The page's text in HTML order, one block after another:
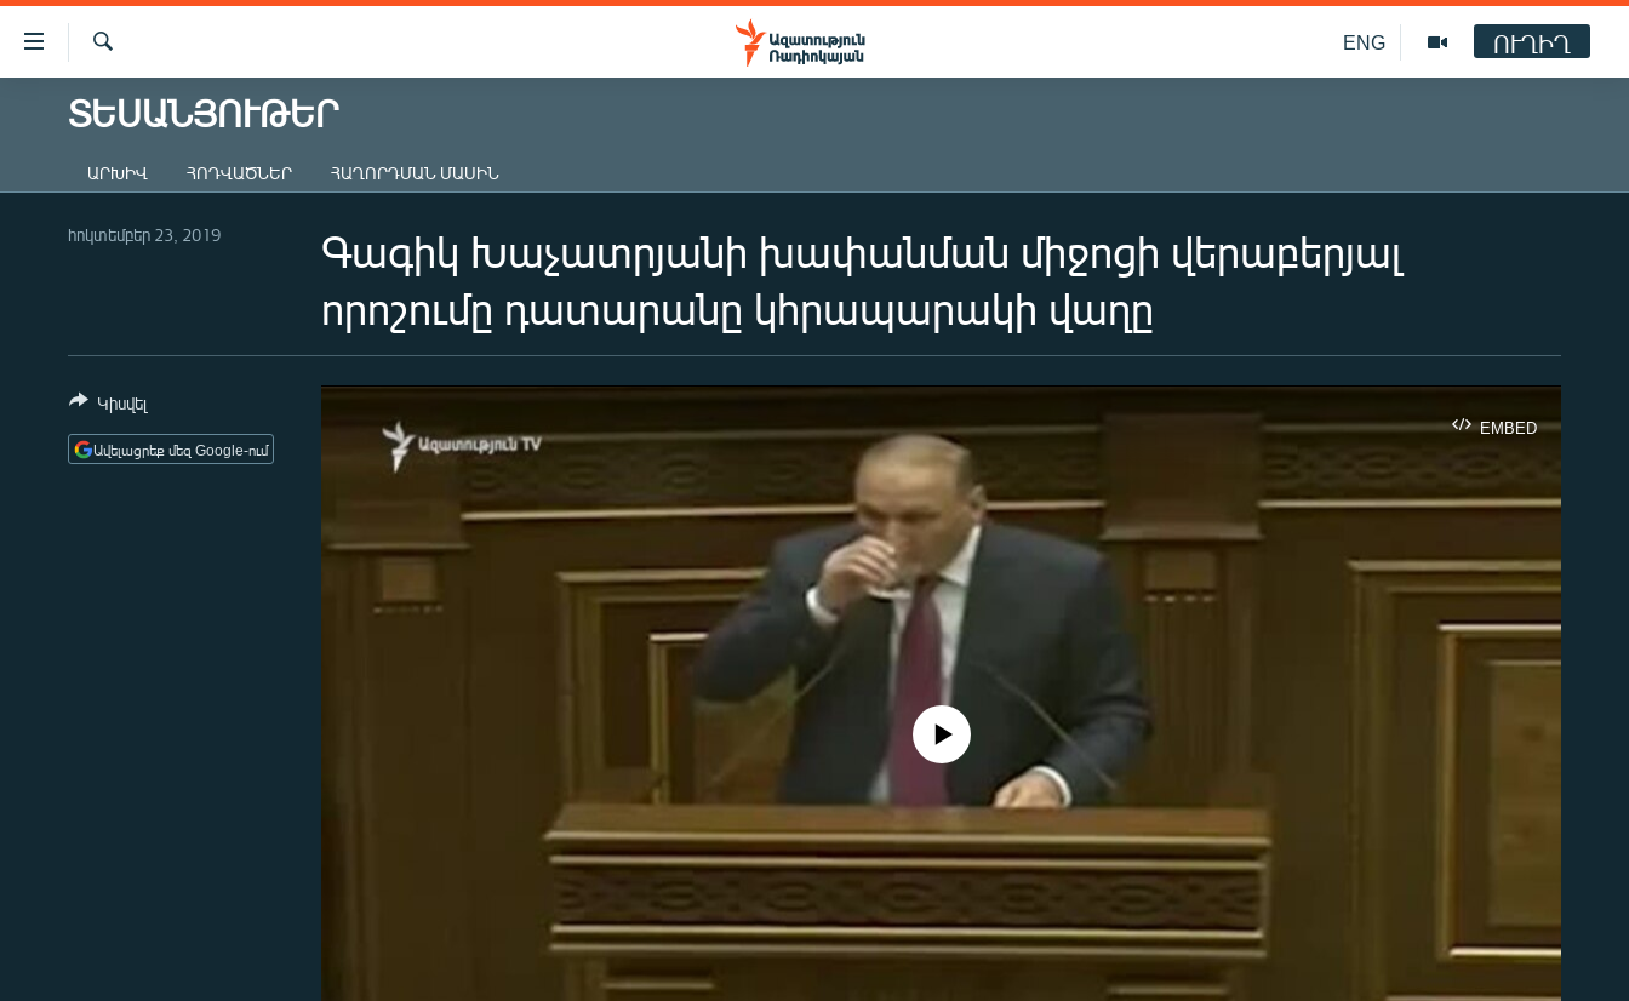
Մատչելիության
հղումներ
հիմնական
մենյուին
ԱԶԱՏՈՒԹՅՈՒՆ TV
ՔԱՂԱՔԱԿԱՆ
ԸՆՏՐՈՒԹՅՈՒՆՆԵՐ 2026
ՂԱՐԱԲԱՂ
ՊԱՏԵՐԱԶՄԻ 6 ՇԱԲԱԹՆԵՐԸ
ENG ՈՒՂԻՂ
ՏԵՍԱՆՅՈՒԹԵՐ
ԱՐԽԻՎ ՀՈԴՎԱԾՆԵՐ ՀԱՂՈՐԴՄԱՆ ՄԱՍԻՆ
Գագիկ Խաչատրյանի խափանման միջոցի վերաբերյալ
որոշումը դատարանը կհրապարակի վաղը
հոկտեմբեր 23, 2019
EMBED
No media source currently available
Կիսվել
Ավելացրեք մեզ Google-ում